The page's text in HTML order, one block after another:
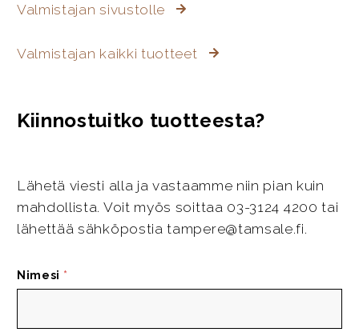
Valmistajan sivustolle
Valmistajan kaikki tuotteet
Kiinnostuitko tuotteesta?
Lähetä viesti alla ja vastaamme niin pian kuin
mahdollista. Voit myös soittaa 03-3124 4200 tai
lähettää sähköpostia tampere@tamsale.fi.
Nimesi *